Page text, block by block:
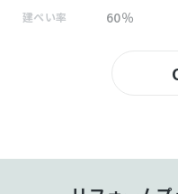
建ぺい率 60％